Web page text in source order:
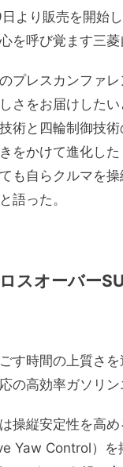
より販売を開始
を呼び覚ます三
プレスカンファ
さをお届けした
術と四輪制御技
をかけて進化し
も自らクルマを
語った。
スオーバー
す時間の上質さ
の高効率ガソリ
操縦安定性を高
Yaw Control）を